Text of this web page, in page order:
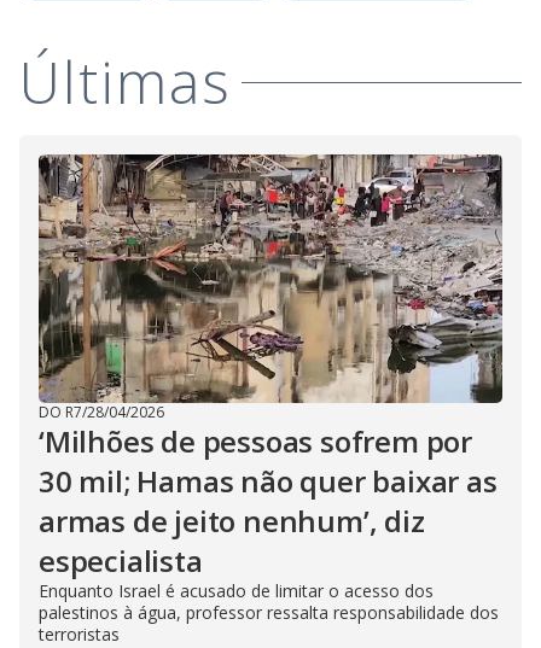
Últimas
DO R7/28/04/2026
‘Milhões de pessoas sofrem por
30 mil; Hamas não quer baixar as
armas de jeito nenhum’, diz
especialista
Enquanto Israel é acusado de limitar o acesso dos
palestinos à água, professor ressalta responsabilidade dos
terroristas